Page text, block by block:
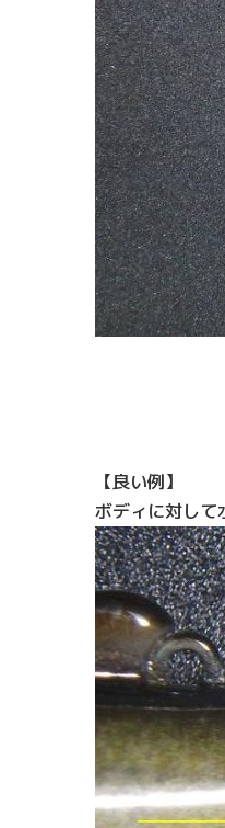
【良い例】
ボディに対して